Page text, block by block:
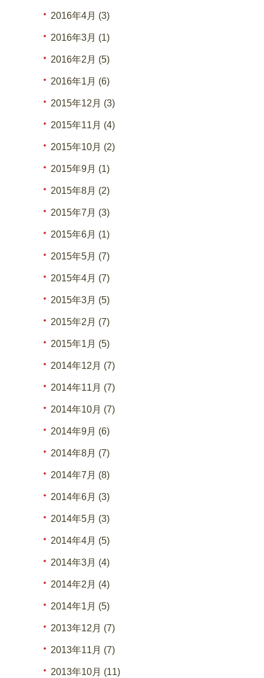
2016年4月 (3)
2016年3月 (1)
2016年2月 (5)
2016年1月 (6)
2015年12月 (3)
2015年11月 (4)
2015年10月 (2)
2015年9月 (1)
2015年8月 (2)
2015年7月 (3)
2015年6月 (1)
2015年5月 (7)
2015年4月 (7)
2015年3月 (5)
2015年2月 (7)
2015年1月 (5)
2014年12月 (7)
2014年11月 (7)
2014年10月 (7)
2014年9月 (6)
2014年8月 (7)
2014年7月 (8)
2014年6月 (3)
2014年5月 (3)
2014年4月 (5)
2014年3月 (4)
2014年2月 (4)
2014年1月 (5)
2013年12月 (7)
2013年11月 (7)
2013年10月 (11)